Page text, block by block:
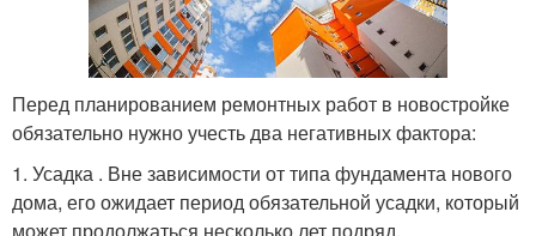
Перед планированием ремонтных работ в новостройке
обязательно нужно учесть два негативных фактора:
1. Усадка . Вне зависимости от типа фундамента нового
дома, его ожидает период обязательной усадки, который
может продолжаться несколько лет подряд.